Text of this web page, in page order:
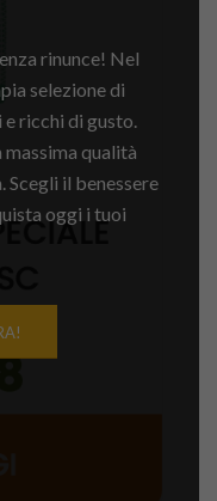
rinunce! Nel
selezione di
ricchi di gusto.
massima qualità
il benessere
oggi i tuoi